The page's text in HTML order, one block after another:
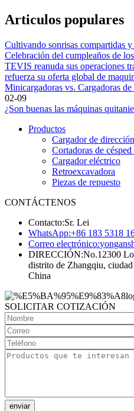
Articulos populares
Cultivando sonrisas compartidas
Celebración del cumpleaños de
TEVIS reanuda sus operaciones
refuerza su oferta global de
Minicargadoras vs. Cargadoras
02-09
¿Son buenas las máquinas
Productos
Cargador de
Cortadoras de
Cargador eléctrico
Retroexcavadora
Piezas de repuesto
CONTÁCTENOS
Contacto:Sr. Lei
WhatsApp:+86 183 5318
Correo electrónico:
DIRECCIÓN:No.12300
distrito de Zhangqiu,
China
SOLICITAR COTIZACIÓN
enviar